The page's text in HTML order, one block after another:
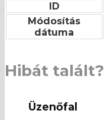
ID
Módosítás
dátuma
Hibát talált?
Üzenőfal